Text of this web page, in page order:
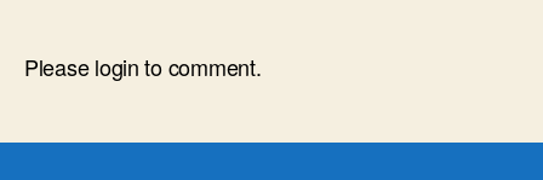
Please login to comment.